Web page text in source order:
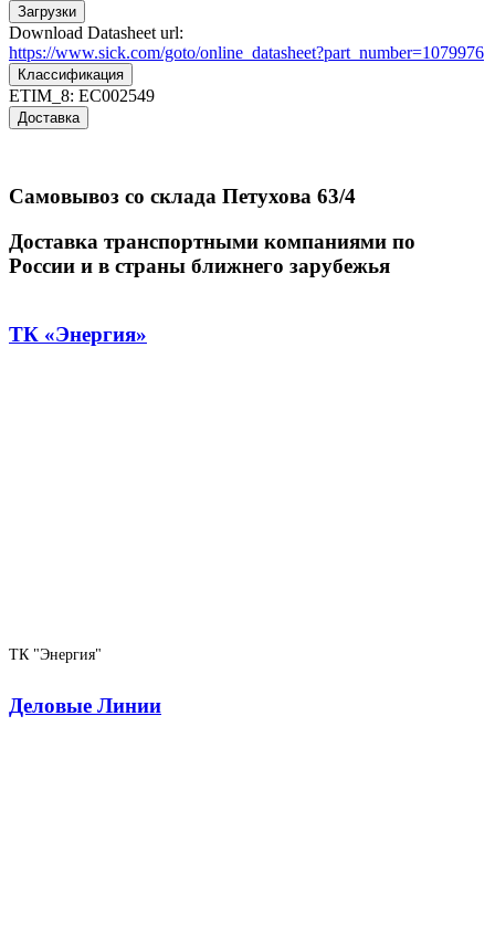
Загрузки
Download Datasheet url:
https://www.sick.com/goto/online_datasheet?part_number=1079976
Классификация
ETIM_8: EC002549
Доставка
Самовывоз со склада Петухова 63/4
Доставка транспортными компаниями по
России и в страны ближнего зарубежья
ТК «Энергия»
ТК "Энергия"
Деловые Линии